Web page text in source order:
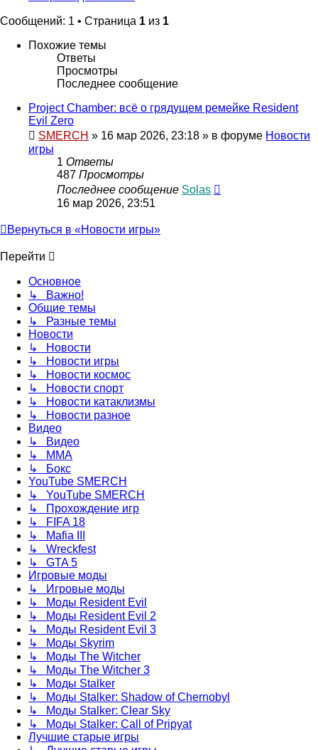
Сообщений: 1 • Страница 1 из 1
Похожие темы
Ответы
Просмотры
Последнее сообщение
Project Chamber: всё о грядущем ремейке Resident
Evil Zero
SMERCH » 16 мар 2026, 23:18 » в форуме Новости
игры
1 Ответы
487 Просмотры
Последнее сообщение Solas
16 мар 2026, 23:51
Вернуться в «Новости игры»
Перейти
Основное
↳ Важно!
Общие темы
↳ Разные темы
Новости
↳ Новости
↳ Новости игры
↳ Новости космос
↳ Новости спорт
↳ Новости катаклизмы
↳ Новости разное
Видео
↳ Видео
↳ ММА
↳ Бокс
YouTube SMERCH
↳ YouTube SMERCH
↳ Прохождение игр
↳ FIFA 18
↳ Mafia III
↳ Wreckfest
↳ GTA 5
Игровые моды
↳ Игровые моды
↳ Моды Resident Evil
↳ Моды Resident Evil 2
↳ Моды Resident Evil 3
↳ Моды Skyrim
↳ Моды The Witcher
↳ Моды The Witcher 3
↳ Моды Stalker
↳ Моды Stalker: Shadow of Chernobyl
↳ Моды Stalker: Clear Sky
↳ Моды Stalker: Call of Pripyat
Лучшие старые игры